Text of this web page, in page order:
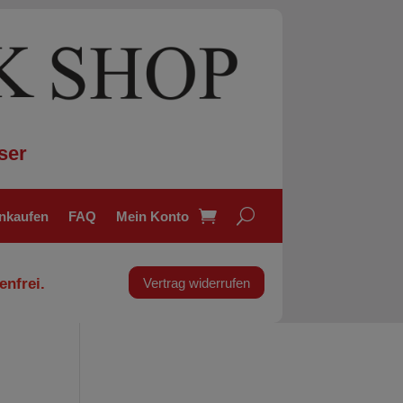
FAQ Mein Konto
Vertrag widerrufen